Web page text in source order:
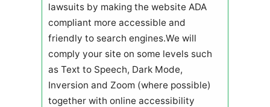
lawsuits by making the website ADA
compliant more accessible and
friendly to search engines.We will
comply your site on some levels such
as Text to Speech, Dark Mode,
Inversion and Zoom (where possible)
together with online accessibility